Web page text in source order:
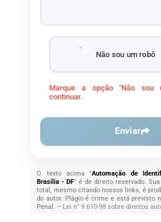
Não sou um robô
Marque a opção "Não sou
continuar.
Enviar
O texto acima "Automação de
Brasilia - DF" é de direito reservado.
total, mesmo citando nossos links, é
do autor. Plágio é crime e está previsto
Penal. – Lei n° 9.610-98 sobre direitos